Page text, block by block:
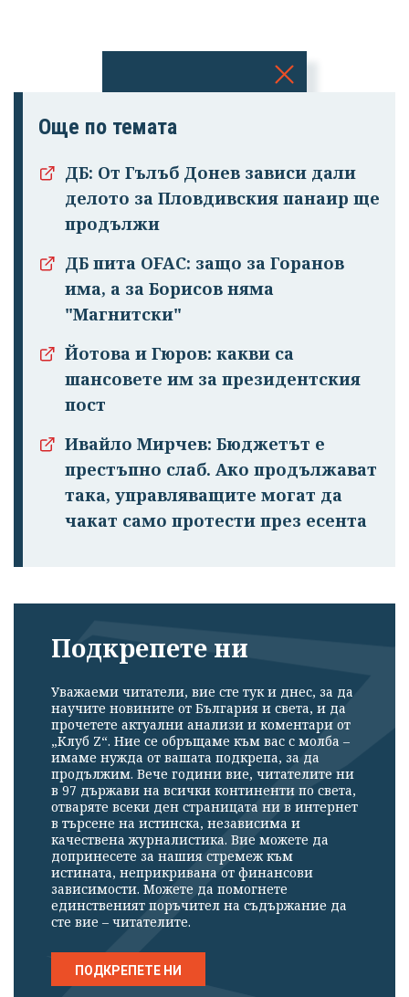
излязохте от
профила си!
Още по темата
ДБ: От Гълъб Донев зависи дали
делото за Пловдивския панаир ще
продължи
ДБ пита OFAC: защо за Горанов
има, а за Борисов няма
"Магнитски"
Йотова и Гюров: какви са
шансовете им за президентския
пост
Ивайло Мирчев: Бюджетът е
престъпно слаб. Ако продължават
така, управляващите могат да
чакат само протести през есента
Подкрепете ни
Уважаеми читатели, вие сте тук и днес, за да
научите новините от България и света, и да
прочетете актуални анализи и коментари от
„Клуб Z“. Ние се обръщаме към вас с молба –
имаме нужда от вашата подкрепа, за да
продължим. Вече години вие, читателите ни
в 97 държави на всички континенти по света,
отваряте всеки ден страницата ни в интернет
в търсене на истинска, независима и
качествена журналистика. Вие можете да
допринесете за нашия стремеж към
истината, неприкривана от финансови
зависимости. Можете да помогнете
единственият поръчител на съдържание да
сте вие – читателите.
ПОДКРЕПЕТЕ НИ